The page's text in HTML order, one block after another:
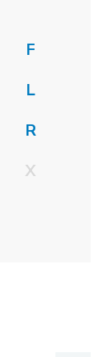
F
L
R
X